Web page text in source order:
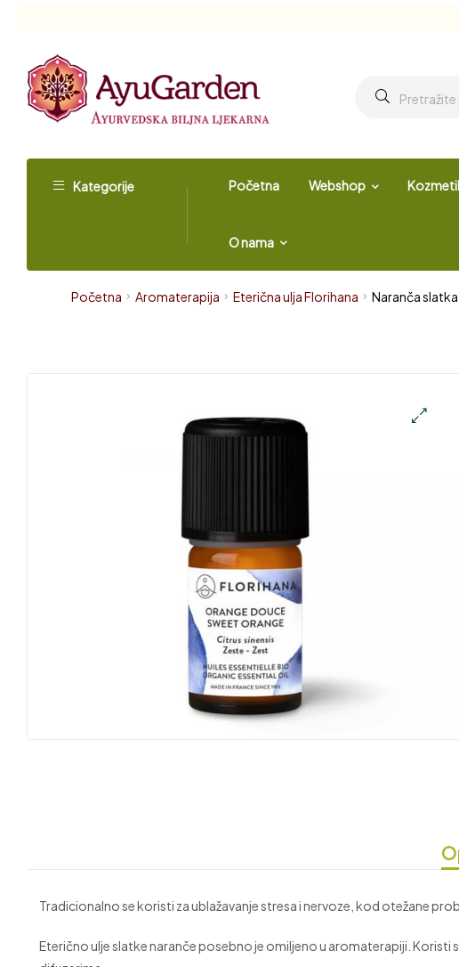
Kategorije Početna Webshop
O nama
Početna Aromaterapija Eterična ulja Florihana Naranča
Tradicionalno se koristi za ublažavanje stresa i nervoze, kod otežane
Eterično ulje slatke naranče posebno je omiljeno u aromaterapiji. Koristi